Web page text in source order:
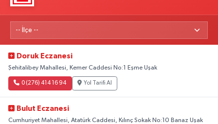
Doruk Eczanesi
Şehitalibey Mahallesi, Kemer Caddesi No:1 Eşme Uşak
0 (276) 414 16 94 Yol Tarifi Al
Bulut Eczanesi
Cumhuriyet Mahallesi, Atatürk Caddesi, Kılınç Sokak No:10 Banaz Uşak